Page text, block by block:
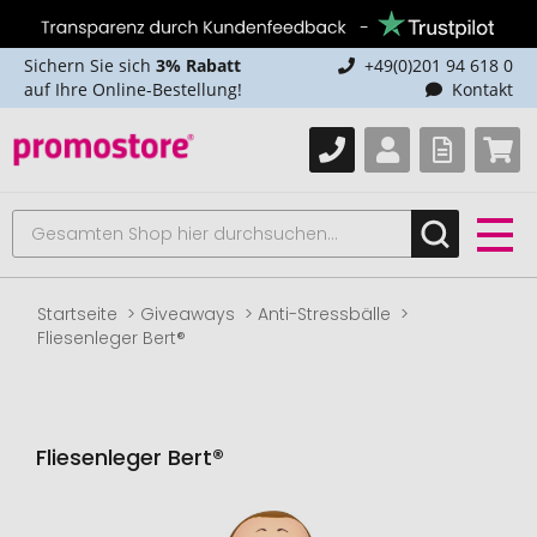
Sichern Sie sich 3% Rabatt
auf Ihre Online-Bestellung!
+49(0)201 94 618 0
Kontakt
Startseite Giveaways
Anti-Stressbälle
Fliesenleger Bert®
Fliesenleger Bert®